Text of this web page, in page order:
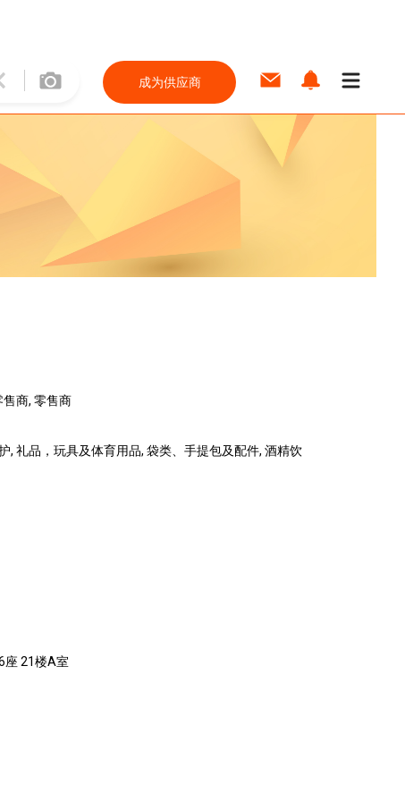
成为供应商
售商, 零售商
, 礼品，玩具及体育用品, 袋类、手提包及配件, 酒精饮
座 21楼A室